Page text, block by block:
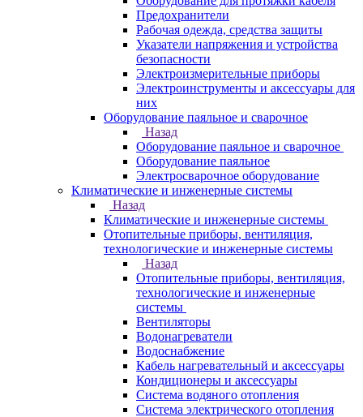
Предохранители
Рабочая одежда, средства защиты
Указатели напряжения и устройства
безопасности
Электроизмерительные приборы
Электроинструменты и аксессуары для
них
Оборудование паяльное и сварочное
Назад
Оборудование паяльное и сварочное
Оборудование паяльное
Электросварочное оборудование
Климатические и инженерные системы
Назад
Климатические и инженерные системы
Отопительные приборы, вентиляция,
технологические и инженерные системы
Назад
Отопительные приборы, вентиляция,
технологические и инженерные
системы
Вентиляторы
Водонагреватели
Водоснабжение
Кабель нагревательный и аксессуары
Кондиционеры и аксессуары
Система водяного отопления
Система электрического отопления